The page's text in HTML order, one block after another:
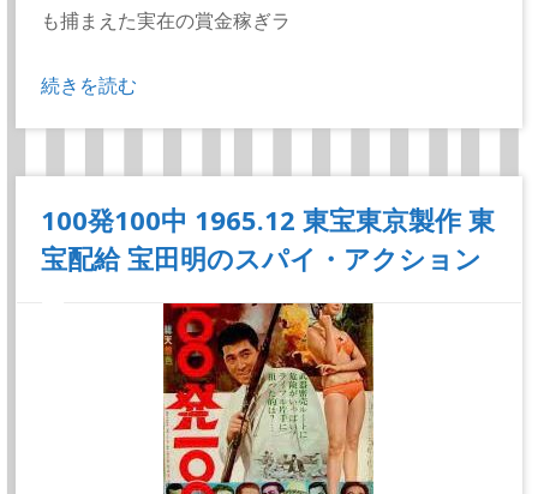
も捕まえた実在の賞金稼ぎラ
続きを読む
100発100中 1965.12 東宝東京製作 東
宝配給 宝田明のスパイ・アクション